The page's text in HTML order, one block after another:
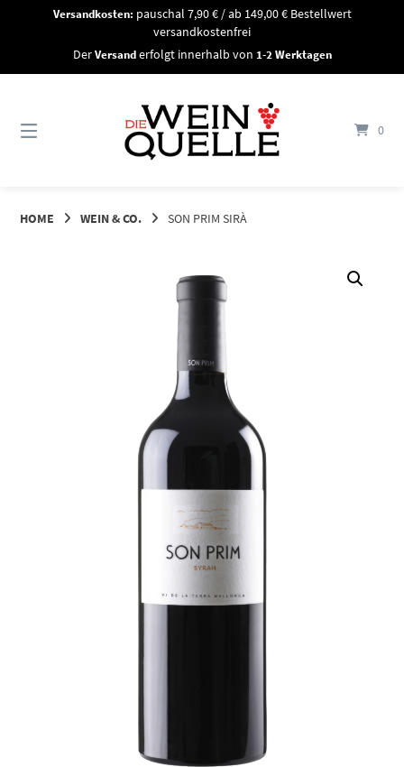
Versandkosten: pauschal 7,90 € / ab 149,00 € Bestellwert
versandkostenfrei
DerVersanderfolgt innerhalb von 1-2 Werktagen
0
HOME WEIN & CO. SON PRIM SIRÀ